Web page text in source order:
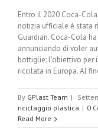
Entro il 2020 Coca-
notizia ufficiale è stata
Guardian. Coca-Cola
annunciando di voler
bottiglie: l'obiettivo per
riccilata in Europa. Al
By GPlast Team |
riciclaggio plastica | 0
Read More